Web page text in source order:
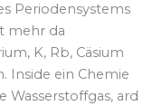
Periodensystems
mehr da
K, Rb, Cäsium
Inside ein Chemie
ard